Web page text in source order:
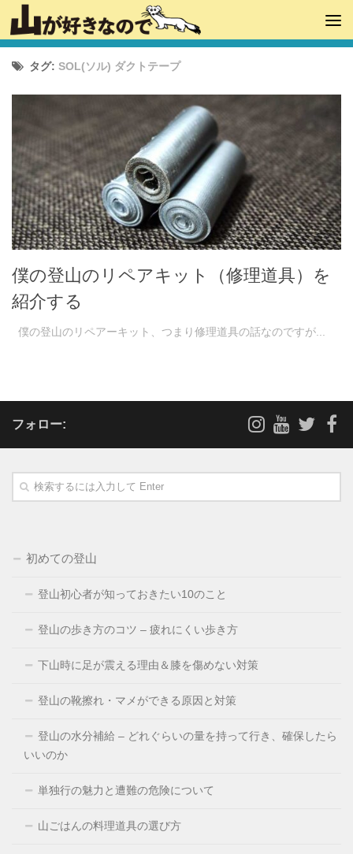
タグ: SOL(ソル) ダクトテープ
僕の登山のリペアキット（修理道具）を
紹介する
僕の登山のリペアーキット、つまり修理道具の話なのですが...
フォロー:
初めての登山
登山初心者が知っておきたい10のこと
登山の歩き方のコツ – 疲れにくい歩き方
下山時に足が震える理由＆膝を傷めない対策
登山の靴擦れ・マメができる原因と対策
登山の水分補給 – どれぐらいの量を持って行き、確保したら
いいのか
単独行の魅力と遭難の危険について
山ごはんの料理道具の選び方